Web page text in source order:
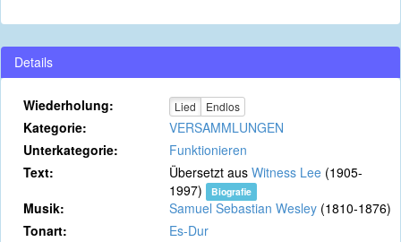
Details
Wiederholung: Lied Endlos
Kategorie:
VERSAMMLUNGEN
Unterkategorie:
Funktionieren
Text:
Übersetzt aus Witness Lee (1905-
1997)
Biografie
Musik: Samuel Sebastian Wesley (1810-1876)
Tonart:
Es-Dur